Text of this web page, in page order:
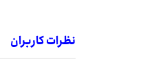
نظرات کاربران